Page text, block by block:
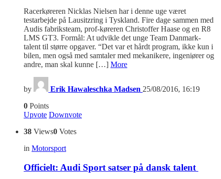
Racerkøreren Nicklas Nielsen har i denne uge været
testarbejde på Lausitzring i Tyskland. Fire dage sammen med
Audis fabriksteam, prof-køreren Christoffer Haase og en R8
LMS GT3. Formål: At udvikle det unge Team Danmark-
talent til større opgaver. “Det var et hårdt program, ikke kun i
bilen, men også med samtaler med mekanikere, ingeniører og
andre, man skal kunne […] More
by Erik Hawaleschka Madsen 25/08/2016, 16:19
0 Points
Upvote Downvote
38 Views0 Votes
in Motorsport
Officielt: Audi Sport satser på dansk talent